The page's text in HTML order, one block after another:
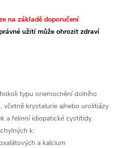
na základě doporučení
užití může ohrozit zdraví
typu onemocnění dolního
včetně krystalurie a/nebo urolitiázy
a felinní idiopatické cystitidy.
k:
a kalcium